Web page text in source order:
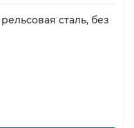
сталь, без